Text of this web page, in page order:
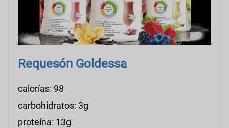
Requesón Goldessa
calorías: 98
carbohidratos: 3g
proteína: 13g